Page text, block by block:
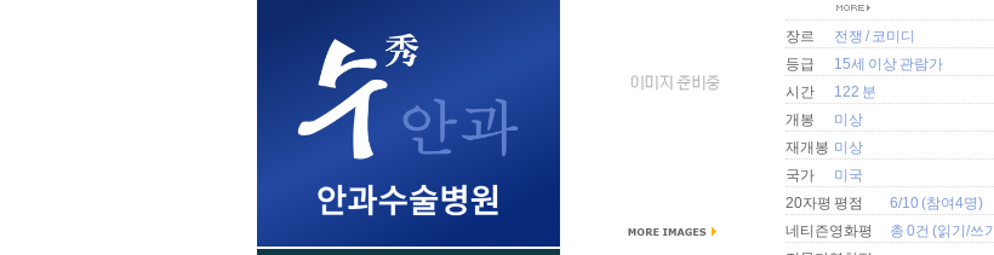
장르 전쟁 /코미디
등급
15세 이상 관람가
시간
122 분
개봉
미상
재개봉 미상
국가
미국
20자평 평점
6/10 (참여4명)
네티즌영화평
총 0건 (읽기 /쓰기